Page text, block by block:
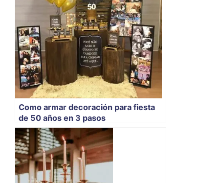
Como armar decoración para fiesta
de 50 años en 3 pasos